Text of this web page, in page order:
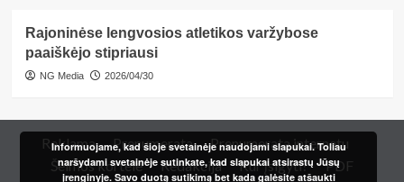
Rajoninėse lengvosios atletikos varžybose
paaiškėjo stipriausi
NG Media 2026/04/30
Reklama Prenumerata
Prenumerata internetu
Šeimos kortelė
Redakcija Kur įsigyti? PDF
Informuojame, kad šioje svetainėje naudojami slapukai. Toliau
naršydami svetainėje sutinkate, kad slapukai atsirastų Jūsų
įrenginyje. Savo duotą sutikimą bet kada galėsite atšaukti